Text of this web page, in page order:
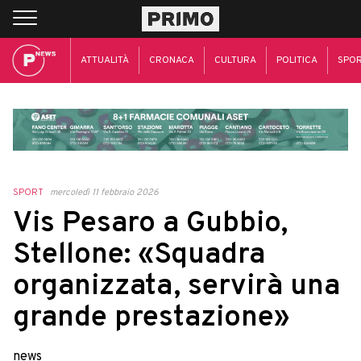
ATTUALITÀ CRONACA CULTURA POLITICA
SPORT mercoledì 11 febbraio 2026
Vis Pesaro a Gubbio,
Stellone: «Squadra
organizzata, servirà una
grande prestazione»
news